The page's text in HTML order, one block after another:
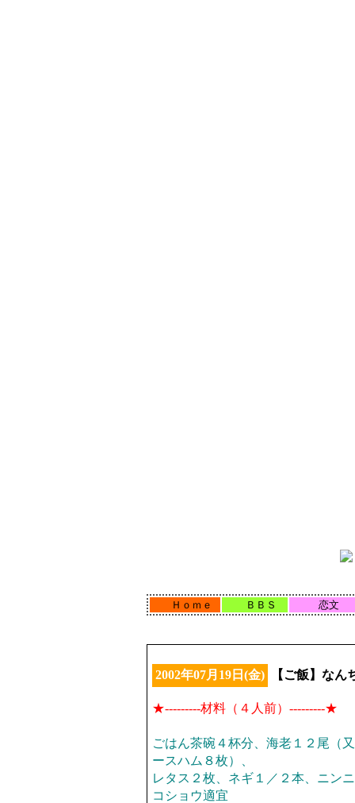
Ｈｏｍｅ ＢＢＳ 恋文
2002年07月19日(金) 【ご飯】なん
★---------材料（４人前）---------★
ごはん茶碗４杯分、海老１２尾（
ースハム８枚）、
レタス２枚、ネギ１／２本、ニン
コショウ適宜